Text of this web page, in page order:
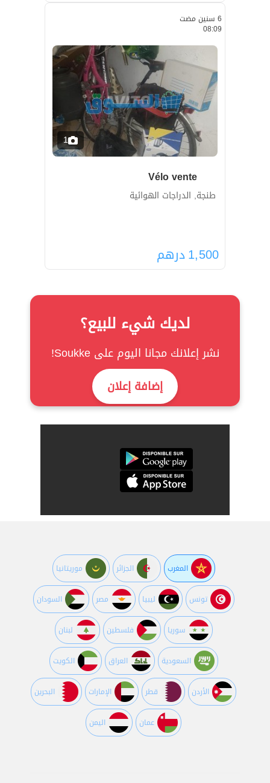
6 سنين مضت
08:09
1
Vélo vente
طنجة, الدراجات الهوائية
1,500درهم
لديك شيء للبيع؟
نشر إعلانك مجانا اليوم على Soukke!
إضافة إعلان
المغرب الجزائر موريتانيا
تونس ليبيا مصر السودان
سوريا فلسطين لبنان
السعودية العراق الكويت
اﻷردن قطر اﻹمارات البحرين
عمان اليمن